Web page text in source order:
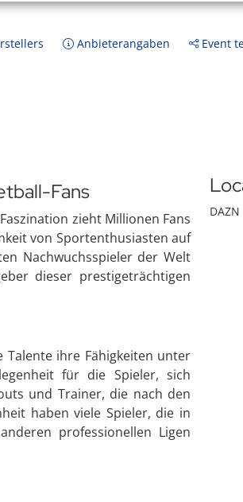
Anbieterangaben Event
Fans
zieht Millionen Fans
von Sportenthusiasten auf
Nachwuchsspieler der Welt
dieser prestigeträchtigen
ihre Fähigkeiten unter
für die Spieler, sich
und Trainer, die nach den
haben viele Spieler, die in
professionellen Ligen
DAZN